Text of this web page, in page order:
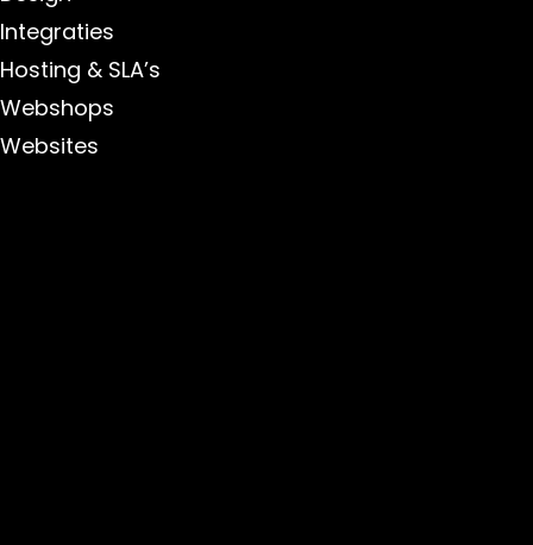
Integraties
Hosting & SLA’s
Webshops
Websites